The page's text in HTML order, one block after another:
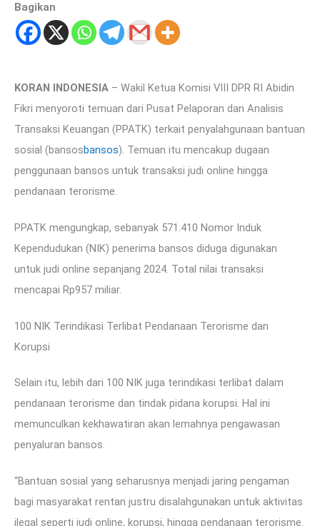
Bagikan
KORAN INDONESIA – Wakil Ketua Komisi VIII DPR RI Abidin
Fikri menyoroti temuan dari Pusat Pelaporan dan Analisis
Transaksi Keuangan (PPATK) terkait penyalahgunaan bantuan
sosial (bansosbansos). Temuan itu mencakup dugaan
penggunaan bansos untuk transaksi judi online hingga
pendanaan terorisme.
PPATK mengungkap, sebanyak 571.410 Nomor Induk
Kependudukan (NIK) penerima bansos diduga digunakan
untuk judi online sepanjang 2024. Total nilai transaksi
mencapai Rp957 miliar.
100 NIK Terindikasi Terlibat Pendanaan Terorisme dan
Korupsi
Selain itu, lebih dari 100 NIK juga terindikasi terlibat dalam
pendanaan terorisme dan tindak pidana korupsi. Hal ini
memunculkan kekhawatiran akan lemahnya pengawasan
penyaluran bansos.
“Bantuan sosial yang seharusnya menjadi jaring pengaman
bagi masyarakat rentan justru disalahgunakan untuk aktivitas
ilegal seperti judi online, korupsi, hingga pendanaan terorisme.